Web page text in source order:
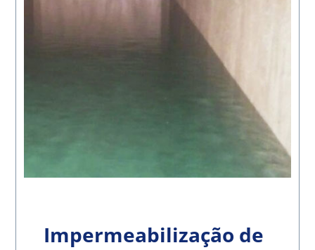
Impermeabilização de